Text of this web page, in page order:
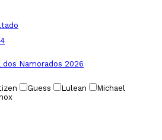
Namorados 2026
Guess Lulean
Michael